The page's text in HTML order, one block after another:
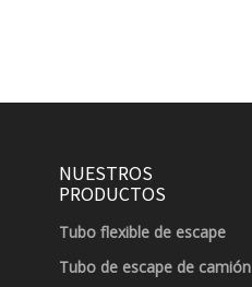
NUESTROS
PRODUCTOS
Tubo flexible de escape
Tubo de escape de camión